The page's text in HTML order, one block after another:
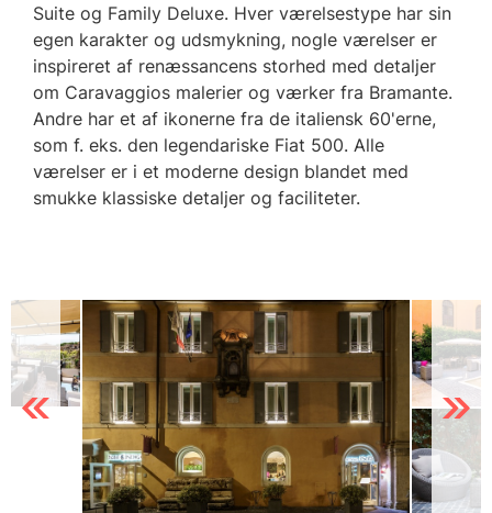
Suite og Family Deluxe. Hver værelsestype har sin
egen karakter og udsmykning, nogle værelser er
inspireret af renæssancens storhed med detaljer
om Caravaggios malerier og værker fra Bramante.
Andre har et af ikonerne fra de italiensk 60'erne,
som f. eks. den legendariske Fiat 500. Alle
værelser er i et moderne design blandet med
smukke klassiske detaljer og faciliteter.
Previous Next